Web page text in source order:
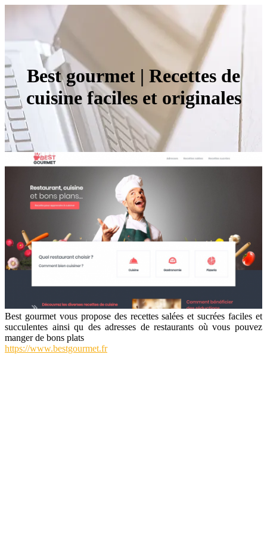
Best gourmet | Recettes de
cuisine faciles et originales
Best gourmet vous propose des recettes salées et sucrées faciles et
succulentes ainsi qu des adresses de restaurants où vous pouvez
manger de bons plats
https://www.bestgourmet.fr